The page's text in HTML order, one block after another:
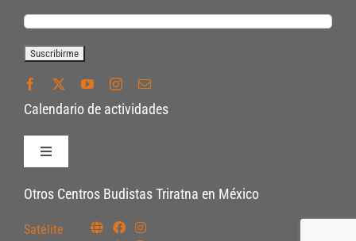
Calendario de actividades
Toggle
Políticas de Inscripción
Otros Centros Budistas Triratna en México
Satélite